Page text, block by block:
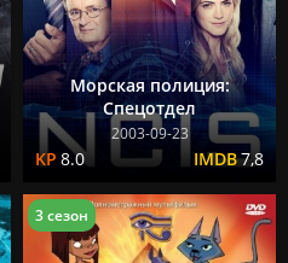
Морская полиция:
Спецотдел
2003-09-23
8.0 7,8
3 сезон